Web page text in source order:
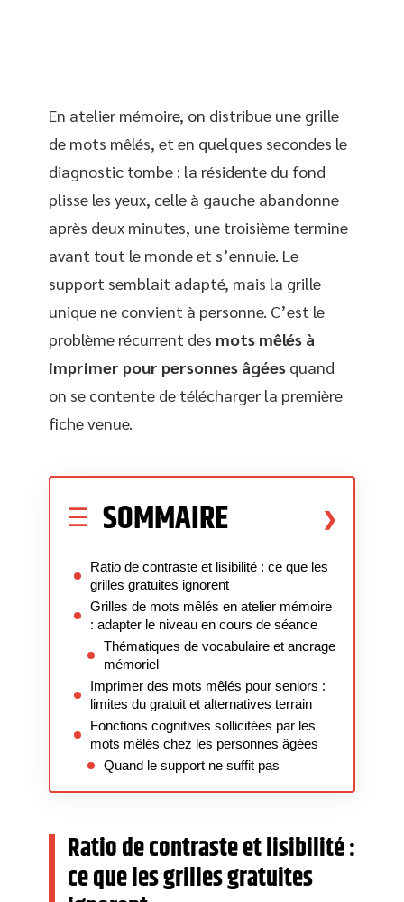
En atelier mémoire, on distribue une grille
de mots mêlés, et en quelques secondes le
diagnostic tombe : la résidente du fond
plisse les yeux, celle à gauche abandonne
après deux minutes, une troisième termine
avant tout le monde et s’ennuie. Le
support semblait adapté, mais la grille
unique ne convient à personne. C’est le
problème récurrent des mots mêlés à
imprimer pour personnes âgées quand
on se contente de télécharger la première
fiche venue.
SOMMAIRE
Ratio de contraste et lisibilité : ce que les
grilles gratuites ignorent
Grilles de mots mêlés en atelier mémoire
: adapter le niveau en cours de séance
Thématiques de vocabulaire et ancrage
mémoriel
Imprimer des mots mêlés pour seniors :
limites du gratuit et alternatives terrain
Fonctions cognitives sollicitées par les
mots mêlés chez les personnes âgées
Quand le support ne suffit pas
Ratio de contraste et lisibilité :
ce que les grilles gratuites